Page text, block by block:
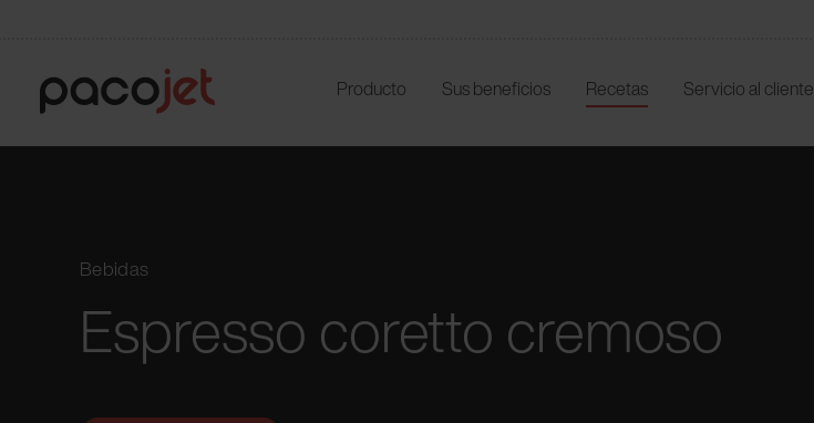
Producto Sus beneficios Recetas Servicio al cliente
Bebidas
Espresso coretto cremoso